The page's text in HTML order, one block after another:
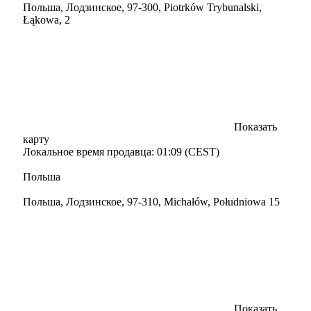
Польша, Лодзинское, 97-300, Piotrków Trybunalski,
Łąkowa, 2
Показать
карту
Локальное время продавца: 01:09 (CEST)
Польша
Польша, Лодзинское, 97-310, Michałów, Południowa 15
Показать